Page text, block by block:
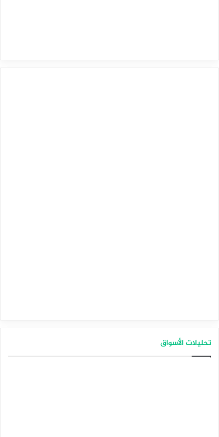
تحليلات الأسواق